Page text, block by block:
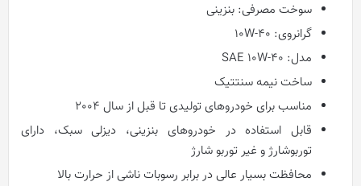
سوخت مصرفی: بنزینی
گرانروی: 10W-40
مدل: SAE 10W-40
ساخت نیمه سنتتیک
مناسب برای خودروهای تولیدی تا قبل از سال 2004
قابل استفاده در خودروهای بنزینی، دیزلی سبک، دارای
توربوشارژ و غیر توربو شارژ
محافظت بسیار عالی در برابر رسوبات ناشی از حرارت بالا